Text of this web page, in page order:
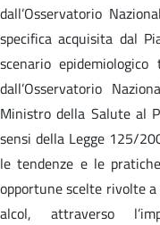
dall’Osservatorio
specifica acquisita dal
scenario
dall’Osservatorio
Ministro della Salute al
sensi della Legge 125/
le tendenze e le
opportune scelte rivolte a
alcol, attraverso